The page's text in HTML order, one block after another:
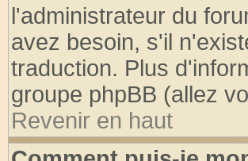
l'administrateur du
avez besoin, s'il
traduction. Plus
groupe phpBB (allez
Revenir en haut